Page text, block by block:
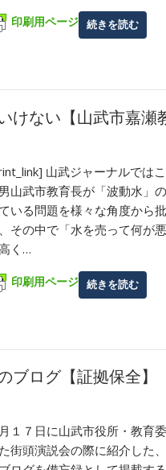
印刷用ページ 続きを読む
けない【山武市嘉瀬
山武ジャーナルでは
山武市教育長が「波動水」
いる問題を様々な角度から
その中で「水を売って何が悪
高く…
印刷用ページ 続きを読む
ブログ【証拠保全】
１７日に山武市役所・教育
街頭演説会の際に紹介した